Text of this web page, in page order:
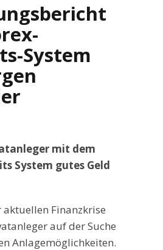
System
mit dem
System gutes Geld
Finanzkrise
auf der Suche
Anlagemöglichkeiten.